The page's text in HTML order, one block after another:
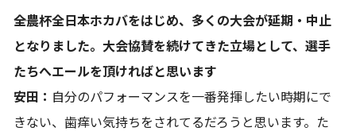
――全農杯全日本ホカバをはじめ、多くの大会が延期・中止
となりました。大会協賛を続けてきた立場として、選手
たちへエールを頂ければと思います
安田： 自分のパフォーマンスを一番発揮したい時期にで
きない、歯痒い気持ちをされてるだろうと思います。た